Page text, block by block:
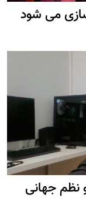
می شود
جهانی